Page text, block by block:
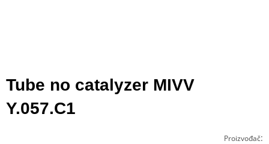
Tube no catalyzer MIVV
Y.057.C1
Proizvođač: